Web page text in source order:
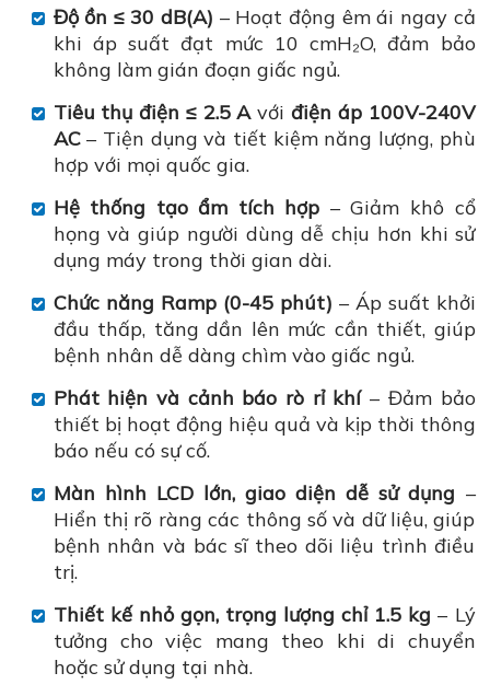
Độ ồn ≤ 30 dB(A) – Hoạt động êm ái ngay cả
khi áp suất đạt mức 10 cmH₂O, đảm bảo
không làm gián đoạn giấc ngủ.
Tiêu thụ điện ≤ 2.5 Avới điện áp 100V-240V
AC– Tiện dụng và tiết kiệm năng lượng, phù
hợp với mọi quốc gia.
Hệ thống tạo ẩm tích hợp – Giảm khô cổ
họng và giúp người dùng dễ chịu hơn khi sử
dụng máy trong thời gian dài.
Chức năng Ramp (0-45 phút) – Áp suất khởi
đầu thấp, tăng dần lên mức cần thiết, giúp
bệnh nhân dễ dàng chìm vào giấc ngủ.
Phát hiện và cảnh báo rò rỉ khí– Đảm bảo
thiết bị hoạt động hiệu quả và kịp thời thông
báo nếu có sự cố.
Màn hình LCD lớn, giao diện dễ sử dụng –
Hiển thị rõ ràng các thông số và dữ liệu, giúp
bệnh nhân và bác sĩ theo dõi liệu trình điều
trị.
Thiết kế nhỏ gọn, trọng lượng chỉ 1.5 kg – Lý
tưởng cho việc mang theo khi di chuyển
hoặc sử dụng tại nhà.